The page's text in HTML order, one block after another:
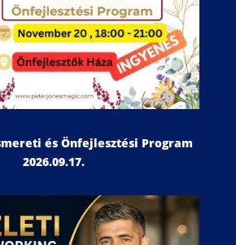
és Önfejlesztési Program
2026.09.17.